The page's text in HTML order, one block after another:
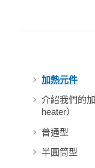
加熱元件
介紹我們的
heater）
普通型
半圓筒型